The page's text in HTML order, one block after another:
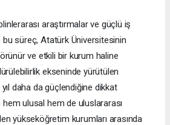
araştırmalar ve güçlü iş
süreç, Atatürk Üniversitesinin
ve etkili bir kurum haline
ekseninde yürütülen
daha da güçlendiğine dikkat
ulusal hem de uluslararası
yükseköğretim kurumları arasında